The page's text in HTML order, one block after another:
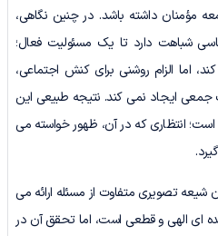
مؤمنان داشته باشد. در چنین نگاهی،
شباهت دارد تا یک مسئولیت فعال؛
اما الزام روشنی برای کنش اجتماعی،
جمعی ایجاد نمی کند. نتیجه طبیعی این
انتظاری که در آن، ظهور خواسته می
شیعه تصویری متفاوت از مسئله ارائه می
ای الهی و قطعی است، اما تحقق آن در